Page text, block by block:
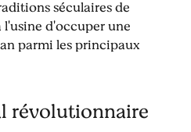
séculaires de
d'occuper une
parmi les principaux
révolutionnaire